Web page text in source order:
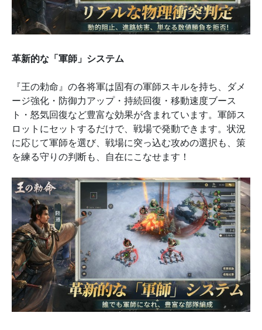
革新的な「軍師」システム
『王の勅命』の各将軍は固有の軍師スキルを持ち、ダメ
ージ強化・防御力アップ・持続回復・移動速度ブース
ト・怒気回復など豊富な効果が含まれています。軍師ス
ロットにセットするだけで、戦場で発動できます。状況
に応じて軍師を選び、戦場に突っ込む攻めの選択も、策
を練る守りの判断も、自在にこなせます！